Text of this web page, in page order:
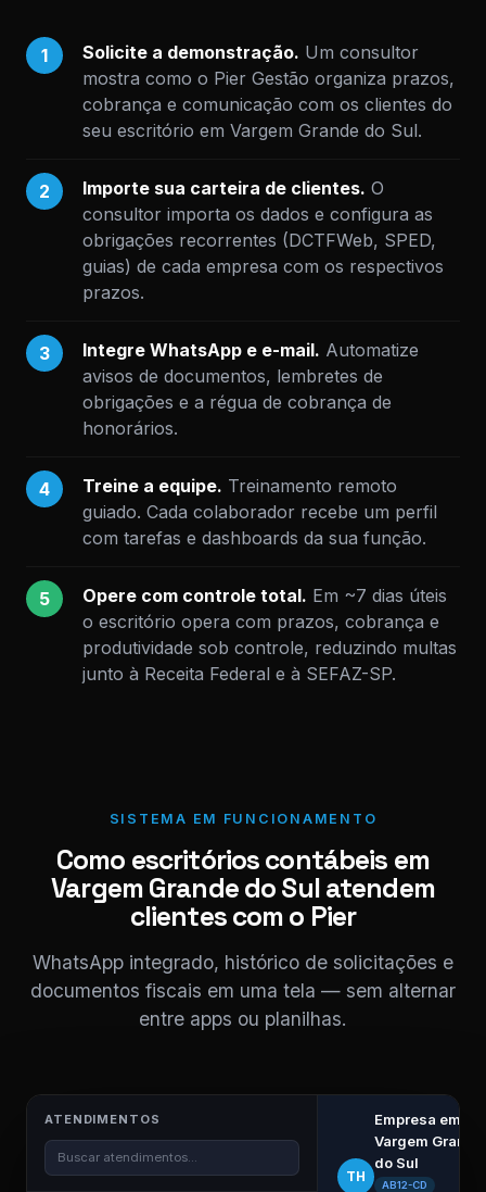
1 Solicite a demonstração. Um consultor
mostra como o Pier Gestão organiza prazos,
cobrança e comunicação com os clientes do
seu escritório em Vargem Grande do Sul.
2 Importe sua carteira de clientes. O
consultor importa os dados e configura as
obrigações recorrentes (DCTFWeb, SPED,
guias) de cada empresa com os respectivos
prazos.
3 Integre WhatsApp e e-mail. Automatize
avisos de documentos, lembretes de
obrigações e a régua de cobrança de
honorários.
4 Treine a equipe. Treinamento remoto
guiado. Cada colaborador recebe um perfil
com tarefas e dashboards da sua função.
5 Opere com controle total. Em ~7 dias úteis
o escritório opera com prazos, cobrança e
produtividade sob controle, reduzindo multas
junto à Receita Federal e à SEFAZ-SP.
SISTEMA EM FUNCIONAMENTO
Como escritórios contábeis em
Vargem Grande do Sul atendem
clientes com o Pier
WhatsApp integrado, histórico de solicitações e
documentos fiscais em uma tela — sem alternar
entre apps ou planilhas.
ATENDIMENTOS
Buscar atendimentos...
TH
Empresa em
Vargem Grande
do Sul
AB12-CD